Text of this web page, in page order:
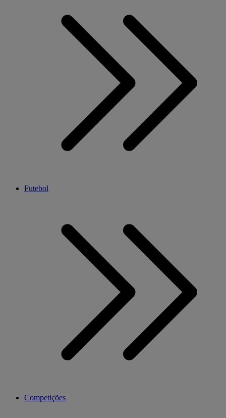
Futebol
Competições